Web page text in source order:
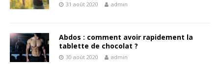
31 août 2020 admin
Abdos : comment avoir rapidement la
tablette de chocolat ?
30 août 2020 admin